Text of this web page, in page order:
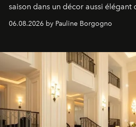
saison dans un décor aussi élégant
06.08.2026 by Pauline Borgogno